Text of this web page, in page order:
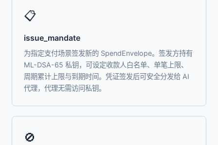
📋
issue_mandate
为指定支付场景签发新的 SpendEnvelope。签发方持有
ML-DSA-65 私钥，可设定收款人白名单、单笔上限、
周期累计上限与到期时间。凭证签发后可安全分发给 AI
代理，代理无需访问私钥。
🚫